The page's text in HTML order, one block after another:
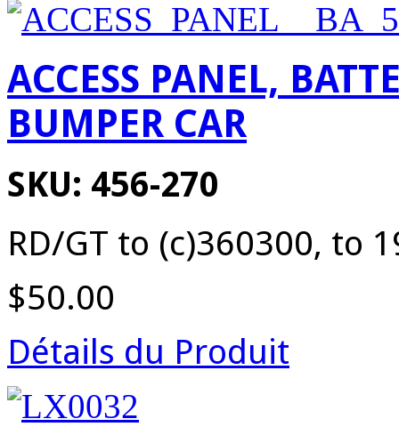
ACCESS PANEL,
BUMPER CAR
SKU: 456-270
RD/GT to (c)360300, to
$50.00
Détails du Produit